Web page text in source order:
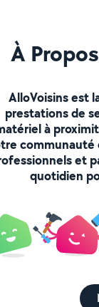
À
AlloVoisins est
prestations de
à
communauté
et
quotidien